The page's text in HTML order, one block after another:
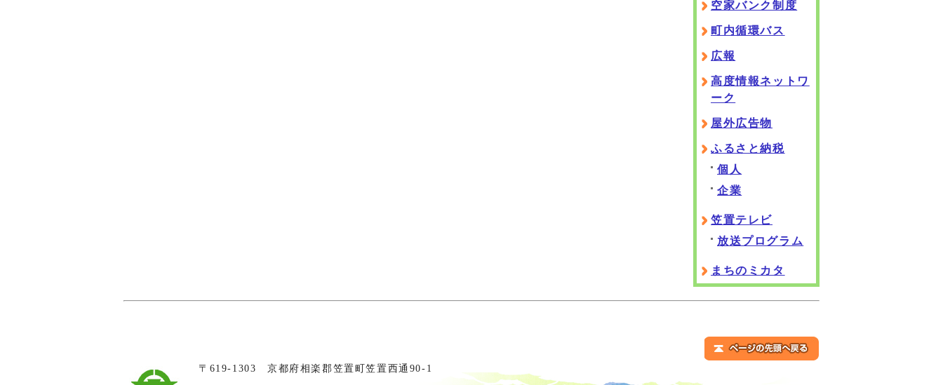
空家バンク制度
町内循環バス
広報
高度情報ネットワ
ーク
屋外広告物
ふるさと納税
個人
企業
笠置テレビ
放送プログラム
まちのミカタ
〒619-1303 京都府相楽郡笠置町笠置西通90-1